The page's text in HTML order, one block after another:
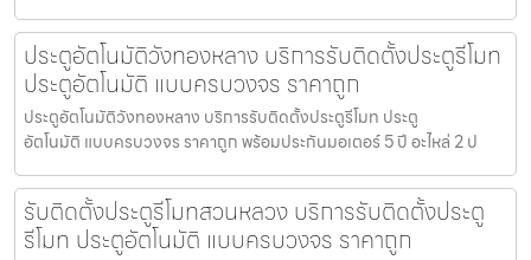
ประตูอัตโนมัติวังทองหลาง บริการรับติดตั้งประตูรีโมท
ประตูอัตโนมัติ แบบครบวงจร ราคาถูก
ประตูอัตโนมัติวังทองหลาง บริการรับติดตั้งประตูรีโมท ประตู
อัตโนมัติ แบบครบวงจร ราคาถูก พร้อมประกันมอเตอร์ 5 ปี อะไหล่ 2 ป
รับติดตั้งประตูรีโมทสวนหลวง บริการรับติดตั้งประตู
รีโมท ประตูอัตโนมัติ แบบครบวงจร ราคาถูก